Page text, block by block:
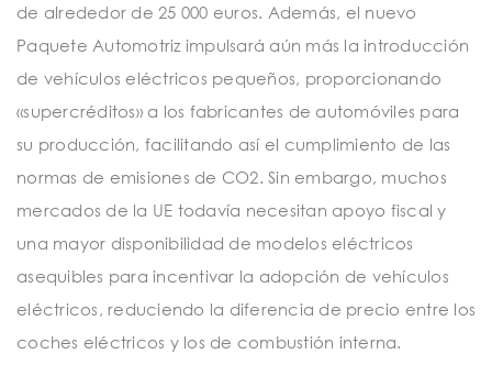
de alrededor de 25 000 euros. Además, el nuevo
Paquete Automotriz impulsará aún más la introducción
de vehículos eléctricos pequeños, proporcionando
«supercréditos» a los fabricantes de automóviles para
su producción, facilitando así el cumplimiento de las
normas de emisiones de CO2. Sin embargo, muchos
mercados de la UE todavía necesitan apoyo fiscal y
una mayor disponibilidad de modelos eléctricos
asequibles para incentivar la adopción de vehículos
eléctricos, reduciendo la diferencia de precio entre los
coches eléctricos y los de combustión interna.